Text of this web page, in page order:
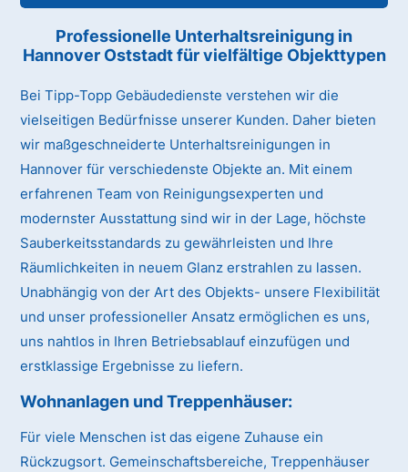
Professionelle Unterhaltsreinigung in
Hannover Oststadtfür vielfältige Objekttypen
Bei Tipp-Topp Gebäudedienste verstehen wir die
vielseitigen Bedürfnisse unserer Kunden. Daher bieten
wir maßgeschneiderte Unterhaltsreinigungen in
Hannover für verschiedenste Objekte an. Mit einem
erfahrenen Team von Reinigungsexperten und
modernster Ausstattung sind wir in der Lage, höchste
Sauberkeitsstandards zu gewährleisten und Ihre
Räumlichkeiten in neuem Glanz erstrahlen zu lassen.
Unabhängig von der Art des Objekts- unsere Flexibilität
und unser professioneller Ansatz ermöglichen es uns,
uns nahtlos in Ihren Betriebsablauf einzufügen und
erstklassige Ergebnisse zu liefern.
Wohnanlagen und Treppenhäuser:
Für viele Menschen ist das eigene Zuhause ein
Rückzugsort. Gemeinschaftsbereiche, Treppenhäuser